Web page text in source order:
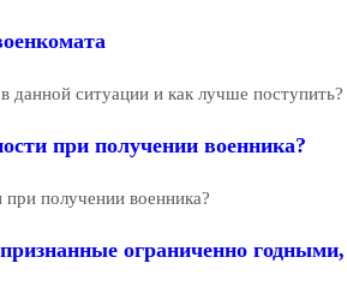
данной ситуации и как лучше поступить?
при получении военника?
получении военника?
ограниченно годными,